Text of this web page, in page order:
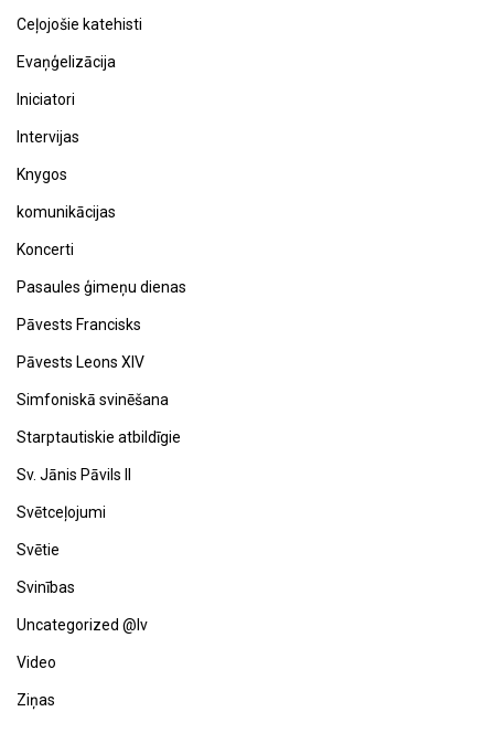
Ceļojošie katehisti
Evaņģelizācija
Iniciatori
Intervijas
Knygos
komunikācijas
Koncerti
Pasaules ģimeņu dienas
Pāvests Francisks
Pāvests Leons XIV
Simfoniskā svinēšana
Starptautiskie atbildīgie
Sv. Jānis Pāvils II
Svētceļojumi
Svētie
Svinības
Uncategorized @lv
Video
Ziņas